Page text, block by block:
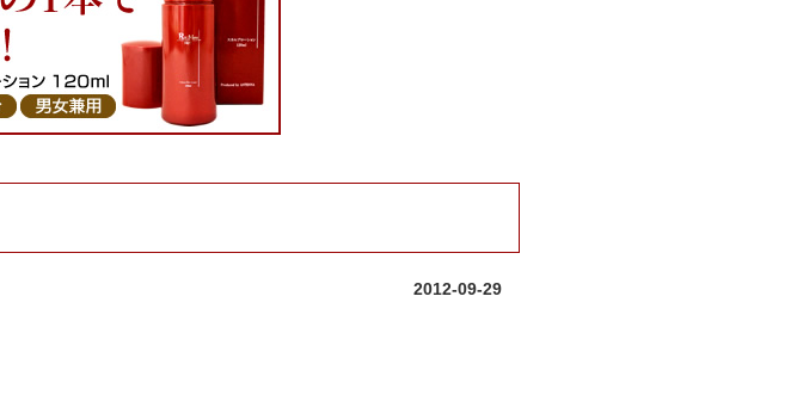
2012-09-29